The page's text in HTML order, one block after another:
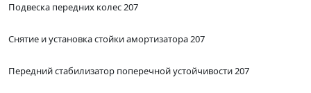
Подвеска передних колес 207
Снятие и установка стойки амортизатора 207
Передний стабилизатор поперечной устойчивости 207